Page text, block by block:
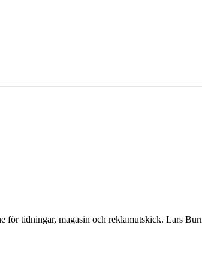
tidningar, magasin och reklamutskick. Lars